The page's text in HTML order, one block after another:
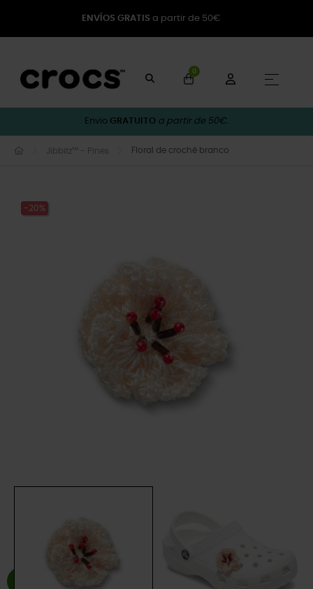
ENVÍOS GRATIS a partir de 50€
0
☰
Envio GRATUITO a partir de 50€.
Jibbitz™ - Pines Floral de crochê branco
-20%